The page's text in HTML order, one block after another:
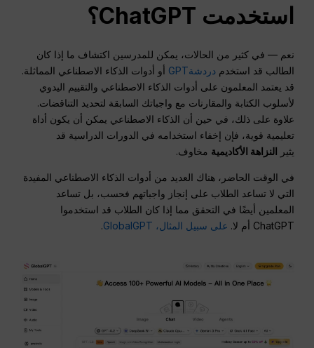
استخدمت ChatGPT؟
نعم — في كثير من الحالات، يمكن للمدرسين اكتشاف ما إذا كان
الطالب قد استخدمدردشةGPT
أو أدوات الذكاء الاصطناعي المماثلة.
قد يعتمد المعلمون على أدوات الذكاء الاصطناعي والتقييم اليدوي
لأسلوب الكتابة والمقارنات مع واجباتك السابقة لتحديد التناقضات.
علاوة على ذلك، في حين أن الذكاء الاصطناعي يمكن أن يكون أداة
تعليمية قوية، فإن إخفاء استخدامه في الدورات الدراسية قد
يثير النزاهة الأكاديمية مخاوف.
في الوقت الحاضر، هناك العديد من أدوات الذكاء الاصطناعي المفيدة
التي لا تساعد الطلاب على إنجاز واجباتهم فحسب، بل تساعد
المعلمين أيضًا في التحقق مما إذا كان الطلاب قد استخدموا
ChatGPT أم لا.
على سبيل المثال، GlobalGPT .